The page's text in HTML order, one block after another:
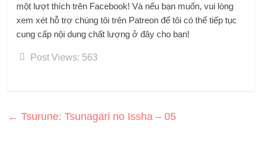
một lượt thích trên Facebook! Và nếu bạn muốn, vui lòng
xem xét hỗ trợ chúng tôi trên Patreon để tôi có thể tiếp tục
cung cấp nội dung chất lượng ở đây cho bạn!
Post Views: 563
← Tsurune: Tsunagari no Issha – 05